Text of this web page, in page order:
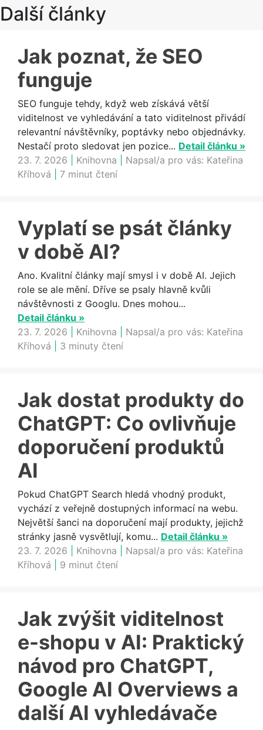
Další články
Jak poznat, že SEO
funguje
SEO funguje tehdy, když web získává větší
viditelnost ve vyhledávání a tato viditelnost přivádí
relevantní návštěvníky, poptávky nebo objednávky.
Nestačí proto sledovat jen pozice... Detail článku »
23. 7. 2026
Knihovna Napsal/a pro vás: Kateřina
Kříhová
7 minut čtení
Vyplatí se psát články
v době AI?
Ano. Kvalitní články mají smysl i v době AI. Jejich
role se ale mění. Dříve se psaly hlavně kvůli
návštěvnosti z Googlu. Dnes mohou...
Detail článku »
23. 7. 2026
Knihovna Napsal/a pro vás: Kateřina
Kříhová
3 minuty čtení
Jak dostat produkty do
ChatGPT: Co ovlivňuje
doporučení produktů
AI
Pokud ChatGPT Search hledá vhodný produkt,
vychází z veřejně dostupných informací na webu.
Největší šanci na doporučení mají produkty, jejichž
stránky jasně vysvětlují, komu... Detail článku »
23. 7. 2026
Knihovna Napsal/a pro vás: Kateřina
Kříhová
9 minut čtení
Jak zvýšit viditelnost
e-shopu v AI: Praktický
návod pro ChatGPT,
Google AI Overviews a
další AI vyhledávače